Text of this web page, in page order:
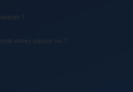
?
deney yapıyor mu ?